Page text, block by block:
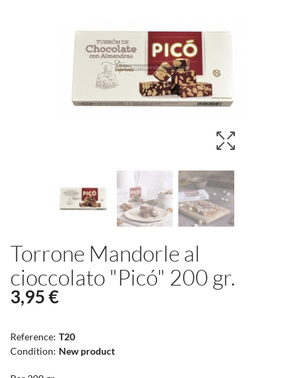
Torrone Mandorle al
cioccolato "Picó" 200 gr.
3,95 €
Reference: T20
Condition: New product